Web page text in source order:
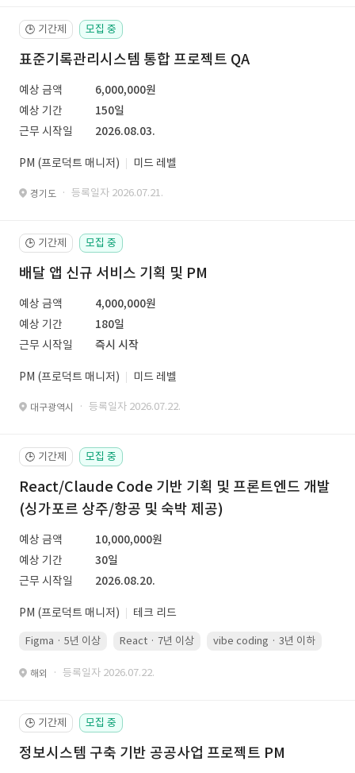
🕒 기간제 모집 중
표준기록관리시스템 통합 프로젝트 QA
예상 금액
6,000,000원
예상 기간
150일
근무 시작일
2026.08.03.
PM (프로덕트 매니저) 미드 레벨
경기도 · 등록일자 2026.07.21.
🕒 기간제 모집 중
배달 앱 신규 서비스 기획 및 PM
예상 금액
4,000,000원
예상 기간
180일
근무 시작일
즉시 시작
PM (프로덕트 매니저) 미드 레벨
대구광역시 · 등록일자 2026.07.22.
🕒 기간제 모집 중
React/Claude Code 기반 기획 및 프론트엔드 개발
(싱가포르 상주/항공 및 숙박 제공)
예상 금액
10,000,000원
예상 기간
30일
근무 시작일
2026.08.20.
PM (프로덕트 매니저) 테크 리드
Figma · 5년 이상 React · 7년 이상 vibe coding · 3년 이하
해외 · 등록일자 2026.07.22.
🕒 기간제 모집 중
정보시스템 구축 기반 공공사업 프로젝트 PM